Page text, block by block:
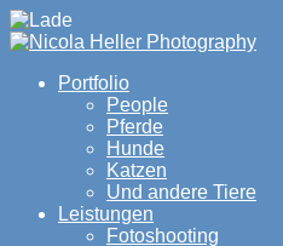
Portfolio
People
Pferde
Hunde
Katzen
Und andere Tiere
Leistungen
Fotoshooting